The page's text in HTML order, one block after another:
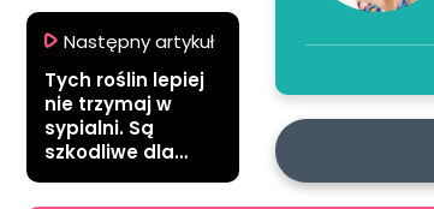
Następny artykuł
Tych roślin lepiej
nie trzymaj w
sypialni. Są
szkodliwe dla